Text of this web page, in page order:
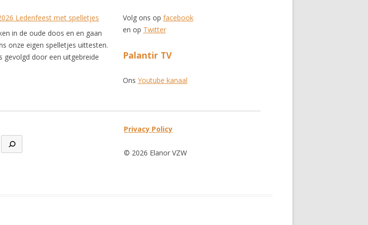
Ledenfeest met spelletjes
in de oude doos en en gaan
onze eigen spelletjes uittesten.
gevolgd door een uitgebreide
Volg ons op facebook
en op Twitter
Palantir TV
Ons Youtube kanaal
Privacy Policy
© 2026 Elanor VZW